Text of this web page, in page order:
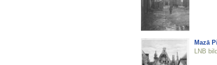
Mazā
LNB